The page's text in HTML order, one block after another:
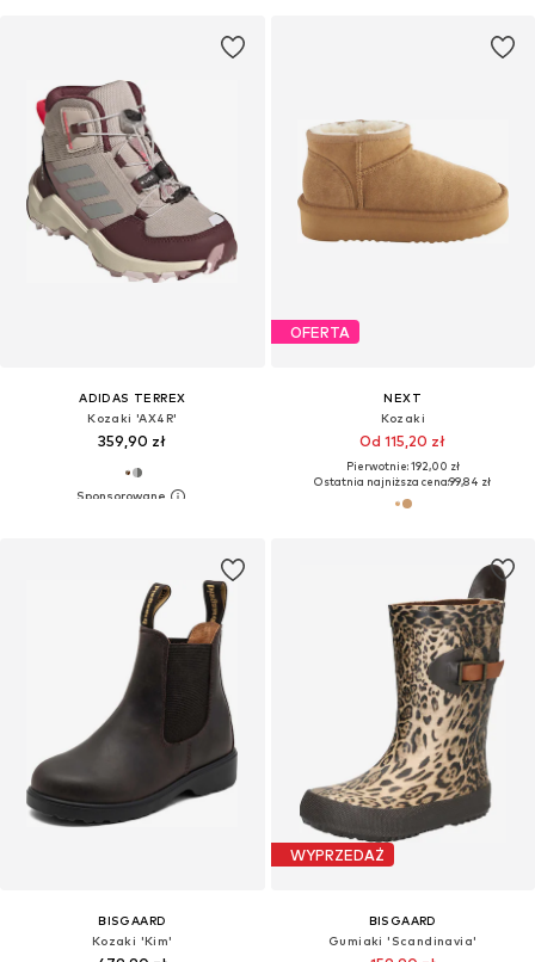
ADIDAS TERREX
Kozaki 'AX4R'
359,90 zł
OFERTA
NEXT
Kozaki
Od 115,20 zł
Pierwotnie: 192,00 zł
Ostatnia najniższa cena:99,84 zł
BISGAARD
Kozaki 'Kim'
WYPRZEDAŻ
BISGAARD
Gumiaki 'Scandinavia'